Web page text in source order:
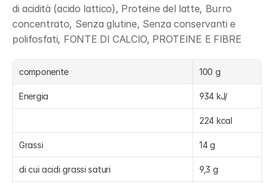
di acidità (acido lattico), Proteine del latte, Burro
concentrato, Senza glutine, Senza conservanti e
polifosfati, FONTE DI CALCIO, PROTEINE E FIBRE
componente 100 g
Energia 934 kJ/
224 kcal
Grassi 14 g
di cui acidi grassi saturi 9,3 g